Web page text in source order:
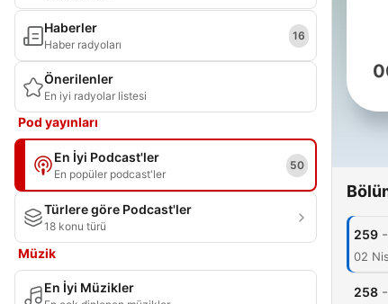
Haberler
Haber radyoları
16
Önerilenler
En iyi radyolar listesi
Pod yayınları
En İyi Podcast'ler
En popüler podcast'ler
50
Türlere göre Podcast'ler
18 konu türü
Müzik
En İyi Müzikler
259 -
02
258 -